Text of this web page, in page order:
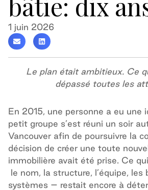
1 juin 2026
Le plan était ambitieux. Ce
dépassé toutes les
En 2015, une personne a eu une
petit groupe s’est réuni un soir
Vancouver afin de poursuivre la
décision de créer une toute
immobilière avait été prise. Ce
le nom, la structure, l’équipe, les
systèmes – restait encore à